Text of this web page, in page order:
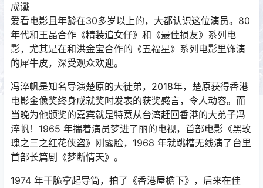
成谶
爱看电影且年龄在30多岁以上的，大都认识这位演员。80
年代和王晶合作《精装追女仔》和《最佳损友》系列电
影，尤其是在和洪金宝合作的《五福星》系列电影里饰演
的犀牛皮，深受观众欢迎。
冯淬帆是知名导演楚原的大徒弟，2018年，楚原获得香港
电影金像奖终身成就奖时发表的获奖感言，令人动容。而
当晚为他颁奖的嘉宾就是特意从台湾赶回香港的大弟子冯
淬帆！1965 年揣着演员梦进了丽的电视，首部电影《黑玫
瑰之三之红花侠盗》刚露脸，1968 年就跳槽无线演了台里
首部长篇剧《梦断情天》。
1974 年干脆拿起导筒，拍了《香港屋檐下》，后来在佳